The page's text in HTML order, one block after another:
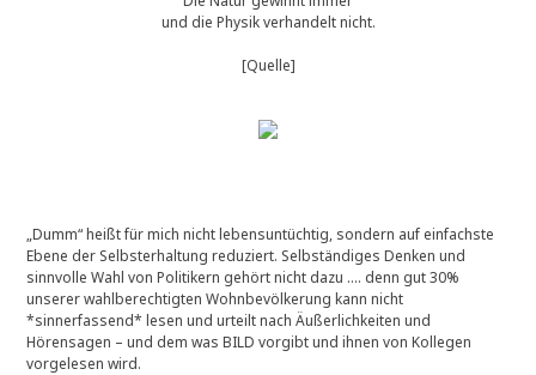
und die Physik verhandelt nicht.
[Quelle]
„Dumm“ heißt für mich nicht lebensuntüchtig, sondern auf einfachste
Ebene der Selbsterhaltung reduziert. Selbständiges Denken und
sinnvolle Wahl von Politikern gehört nicht dazu …. denn gut 30%
unserer wahlberechtigten Wohnbevölkerung kann nicht
*sinnerfassend* lesen und urteilt nach Äußerlichkeiten und
Hörensagen – und dem was BILD vorgibt und ihnen von Kollegen
vorgelesen wird.